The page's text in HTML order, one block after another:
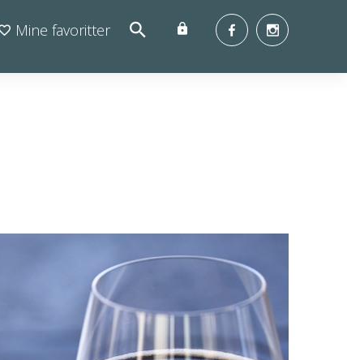
Mine favoritter